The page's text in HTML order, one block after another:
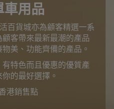
車用品
百貨城亦為顧客精選一系
客帶來最新最潮的產品
美、功能齊備的產品。
特色而且優惠的優質產
的最好選擇。
港銷售點